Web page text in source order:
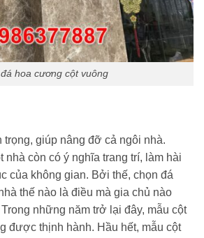
hoa cương cột vuông
trọng, giúp nâng đỡ cả ngôi nhà.
nhà còn có ý nghĩa trang trí, làm hài
của không gian. Bởi thế, chọn đá
thế nào là điều mà gia chủ nào
những năm trở lại đây, mẫu cột
được thịnh hành. Hầu hết, mẫu cột